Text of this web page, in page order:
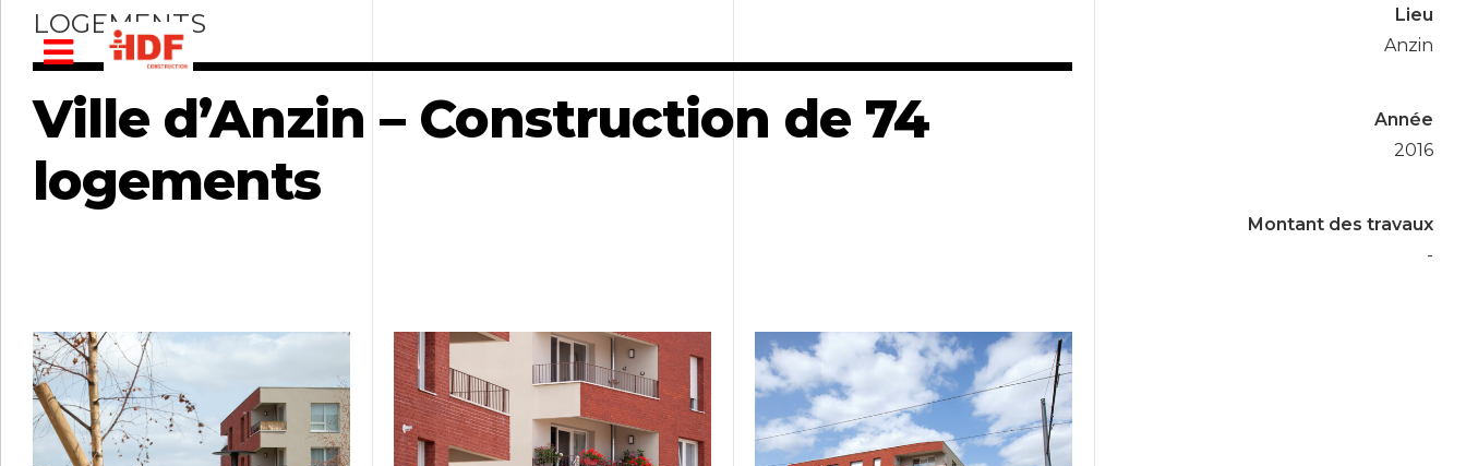
LOGEMENTS
Ville d’Anzin – Construction de 74
logements
Lieu
Anzin
Année
2016
Montant des travaux
-